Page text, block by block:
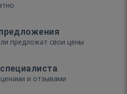
предложат свои цены
и отзывами